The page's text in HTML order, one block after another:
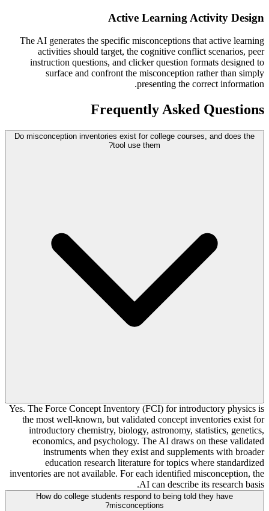
Active Learning Activity Design
The AI generates the specific misconceptions that active learning
activities should target, the cognitive conflict scenarios, peer
instruction questions, and clicker question formats designed to
surface and confront the misconception rather than simply
presenting the correct information.
Frequently Asked Questions
Do misconception inventories exist for college courses, and does the
tool use them?
Yes. The Force Concept Inventory (FCI) for introductory physics is
the most well-known, but validated concept inventories exist for
introductory chemistry, biology, astronomy, statistics, genetics,
economics, and psychology. The AI draws on these validated
instruments when they exist and supplements with broader
education research literature for topics where standardized
inventories are not available. For each identified misconception, the
AI can describe its research basis.
How do college students respond to being told they have
misconceptions?